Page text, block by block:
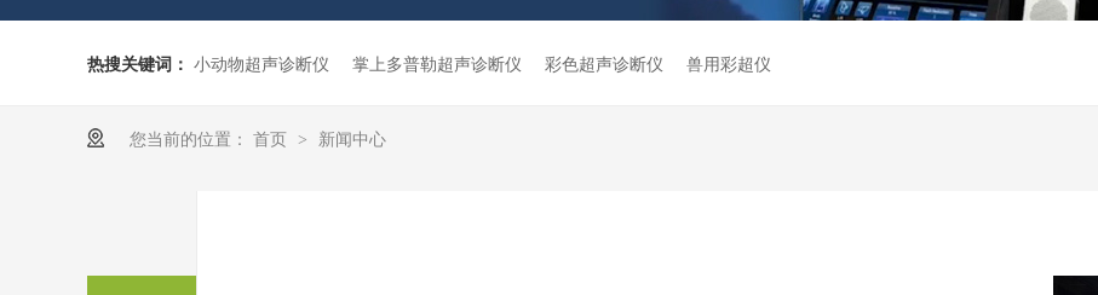
热搜关键词： 小动物超声诊断仪 掌上多普勒超声诊断仪 彩色超声诊断仪 兽用彩超仪
您当前的位置： 首页 > 新闻中心